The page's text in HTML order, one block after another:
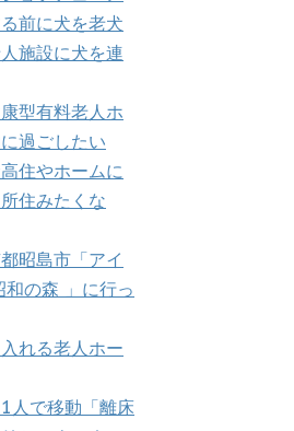
前に犬を老犬
施設に犬を連
型有料老人ホ
過ごしたい
住やホームに
住みたくな
昭島市「アイ
和の森 」に行っ
れる老人ホー
人で移動「離床